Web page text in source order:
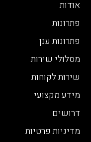
אודות
פתרונות
פתרונות ענן
מסלולי שירות
שירות לקוחות
מידע מקצועי
דרושים
מדיניות פרטיות